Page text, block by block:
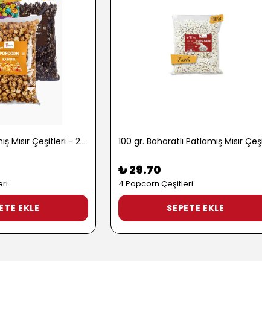
1 kg. Tatlı Patlamış Mısır Çeşitleri - 2722
EKLE
₺ 29.70
4 Popcorn Çeşitleri
SEPETE EKLE